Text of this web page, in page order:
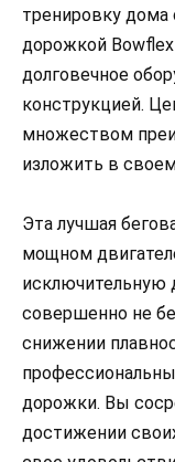
тренировку дома
дорожкой
долговечное
конструкцией.
множеством
изложить в
Эта лучшая
мощном
исключительную
совершенно не
снижении
дорожки. Вы
достижении